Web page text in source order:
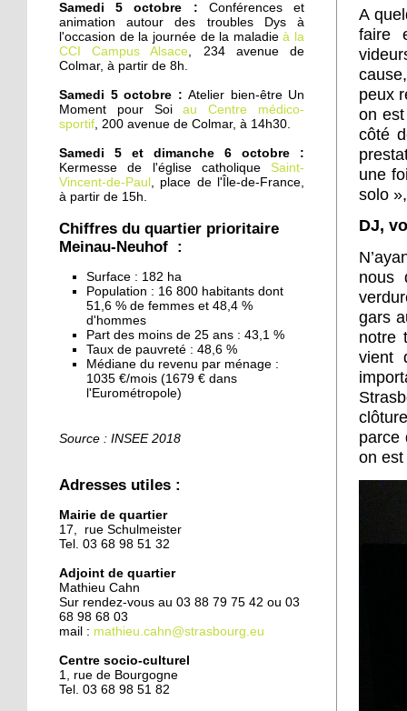
L'AS Corona Boxe
continue de grandir
30 septembre 2019
Tir sportif : le RCS
présente ses nouvelles
cibles électroniques
27 septembre 2019
Chicago à la Meinau
Un nouveau plan pour la
Canardière
25 septembre 2019
Le CSC recrute un
animateur
25 septembre 2019
Mathieu Cahn candidat
24 septembre 2019
Le stade et la labellisation
éducative du quartier sur
la table du conseil
municipal
Samedi 5 octobre : Conférences et
animation autour des troubles Dys à
l'occasion de la journée de la maladieà la
CCI Campus Alsace, 234 avenue de
Colmar, à partir de 8h.
Samedi 5 octobre : Atelier bien-être Un
Moment pour Soiau Centre médico-
sportif, 200 avenue de Colmar, à 14h30.
Samedi 5 et dimanche 6 octobre :
Kermesse de l'église catholique Saint-
Vincent-de-Paul , place de l'Île-de-France,
à partir de 15h.
Chiffres du quartier prioritaire
Meinau-Neuhof :
Surface : 182 ha
Population : 16 800 habitants dont
51,6 % de femmes et 48,4 %
d'hommes
Part des moins de 25 ans : 43,1 %
Taux de pauvreté : 48,6 %
Médiane du revenu par ménage :
1035 €/mois (1679 € dans
l'Eurométropole)
Source : INSEE 2018
Adresses utiles :
Mairie de quartier
17, rue Schulmeister
Tel. 03 68 98 51 32
Adjoint de quartier
Mathieu Cahn
Sur rendez-vous au 03 88 79 75 42 ou 03
68 98 68 03
mail : mathieu.cahn@strasbourg.eu
Centre socio-culturel
1, rue de Bourgogne
Tel. 03 68 98 51 82
A
faire
peux
on
côté
une
solo
DJ,
nous
gars
notre
vient
parce
on